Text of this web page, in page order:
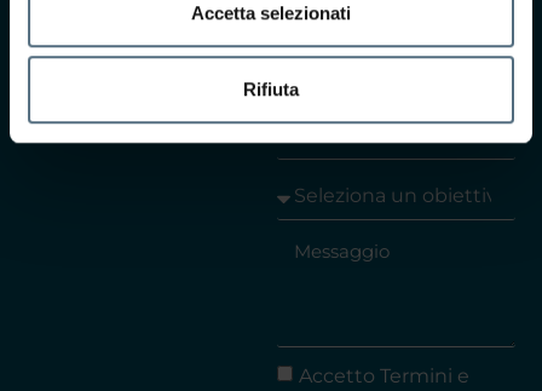
Accetta selezionati
Rifiuta
nostro team ti
ricontatterà per
uno dei nostri centri.
Accetto Termini e